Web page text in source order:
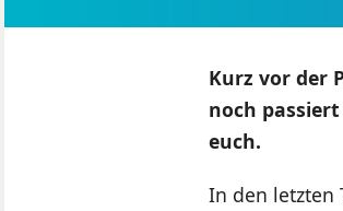
Kurz vor der
noch
euch.
In den letzten